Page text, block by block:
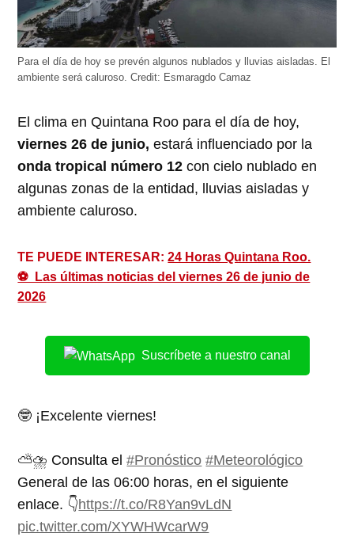
Para el día de hoy se prevén algunos nublados y lluvias aisladas. El
ambiente será caluroso.Credit: Esmaragdo Camaz
El clima en Quintana Roo para el día de hoy,
viernes 26 de junio, estará influenciado por la
onda tropical número 12 con cielo nublado en
algunas zonas de la entidad, lluvias aisladas y
ambiente caluroso.
TE PUEDE INTERESAR:24 Horas Quintana Roo.
⚽ Las últimas noticias del viernes 26 de junio de
2026
Suscríbete a nuestro canal
🤓 ¡Excelente viernes!
⛅️⛈️ Consulta el#Pronóstico #Meteorológico
General de las 06:00 horas, en el siguiente
enlace. 👇https://t.co/R8Yan9vLdN
pic.twitter.com/XYWHWcarW9